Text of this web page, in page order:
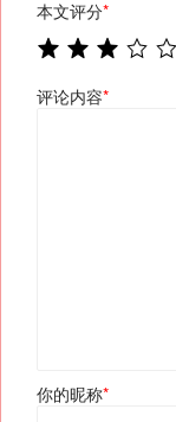
本文评分*
评论内容*
你的昵称*